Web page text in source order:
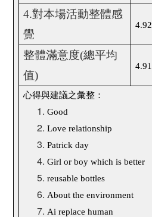
4.對本場活動整體感
覺
4.92
整體滿意度(總平均
值)
4.91
心得與建議之彙整：
Good
Love relationship
Patrick day
Girl or boy which is better
reusable bottles
About the environment
Ai replace human